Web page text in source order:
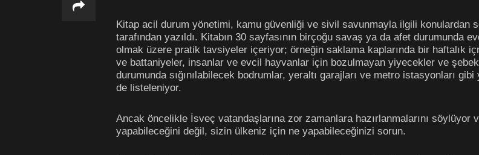
Kitap acil durum yönetimi, kamu güvenliği ve sivil savunmayla ilgili konulardan
tarafından yazıldı. Kitabın 30 sayfasının birçoğu savaş ya da afet durumunda
olmak üzere pratik tavsiyeler içeriyor; örneğin saklama kaplarında bir haftalık
ve battaniyeler, insanlar ve evcil hayvanlar için bozulmayan yiyecekler ve
durumunda sığınılabilecek bodrumlar, yeraltı garajları ve metro istasyonları
de listeleniyor.
Ancak öncelikle İsveç vatandaşlarına zor zamanlara hazırlanmalarını
yapabileceğini değil, sizin ülkeniz için ne yapabileceğinizi sorun.